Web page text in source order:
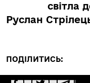
світла
Руслан
ПОДІЛИТИСЬ: